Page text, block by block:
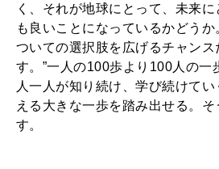
く、それが地球にとって、未来
も良いことになっているかどう
ついての選択肢を広げるチャンス
す。”一人の100歩より100人の一
人一人が知り続け、学び続けて
える大きな一歩を踏み出せる。そ
す。